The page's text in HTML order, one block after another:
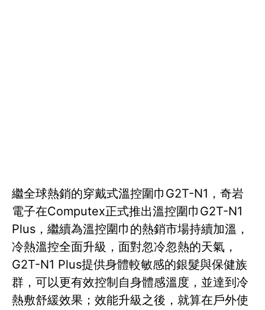
繼全球熱銷的穿戴式溫控圍巾G2T-N1，奇岩
電子在Computex正式推出溫控圍巾G2T-N1
Plus，繼續為溫控圍巾的熱銷市場持續加溫，
冷熱溫控全面升級，面對忽冷忽熱的天氣，
G2T-N1 Plus提供身體較敏感的銀髮與保健族
群，可以更有效控制自身體感溫度，並達到冷
熱敷舒緩效果；效能升級之後，就算在戶外使